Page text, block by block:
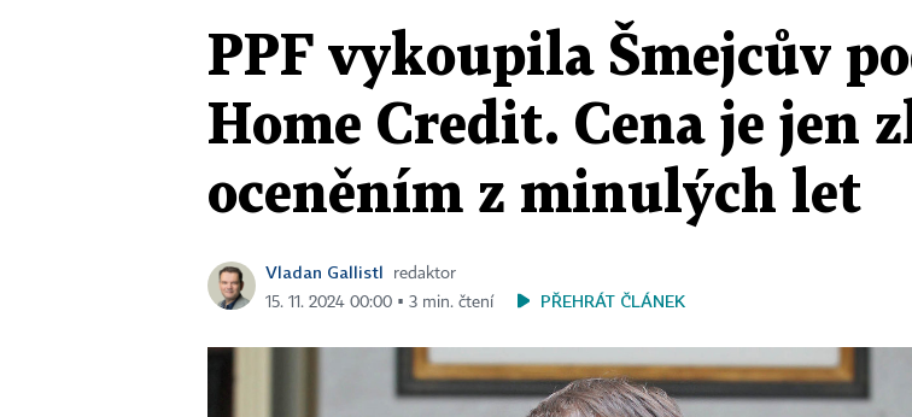
PPF vykoupila Šmejcův
Home Credit. Cena je jen
oceněním z minulých let
Vladan Gallistl
redaktor
15. 11. 2024 00:00 ▪ 3 min. čtení
PŘEHRÁT ČLÁNEK